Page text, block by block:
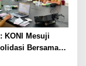
KONI Mesuji
Bersama